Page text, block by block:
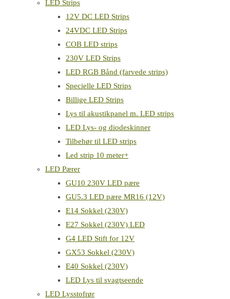
LED Strips
12V DC LED Strips
24VDC LED Strips
COB LED strips
230V LED Strips
LED RGB Bånd (farvede strips)
Specielle LED Strips
Billige LED Strips
Lys til akustikpanel m. LED strips
LED Lys- og diodeskinner
Tilbehør til LED strips
Led strip 10 meter+
LED Pærer
GU10 230V LED pære
GU5.3 LED pære MR16 (12V)
E14 Sokkel (230V)
E27 Sokkel (230V) LED
G4 LED Stift for 12V
GX53 Sokkel (230V)
E40 Sokkel (230V)
LED Lys til svagtseende
LED Lysstofrør